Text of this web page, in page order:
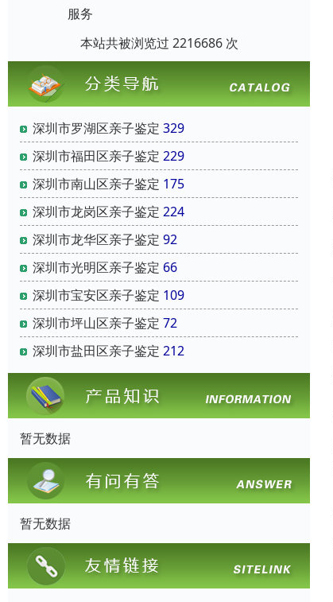
服务
本站共被浏览过 2216686 次
深圳市罗湖区亲子鉴定 329
深圳市福田区亲子鉴定 229
深圳市南山区亲子鉴定 175
深圳市龙岗区亲子鉴定 224
深圳市龙华区亲子鉴定 92
深圳市光明区亲子鉴定 66
深圳市宝安区亲子鉴定 109
深圳市坪山区亲子鉴定 72
深圳市盐田区亲子鉴定 212
暂无数据
暂无数据